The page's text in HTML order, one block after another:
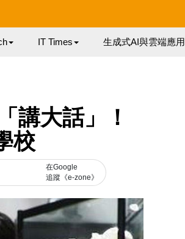
IT Times 生成式AI與雲端應用
講大話」！
校
在Google
追蹤《e-zone》